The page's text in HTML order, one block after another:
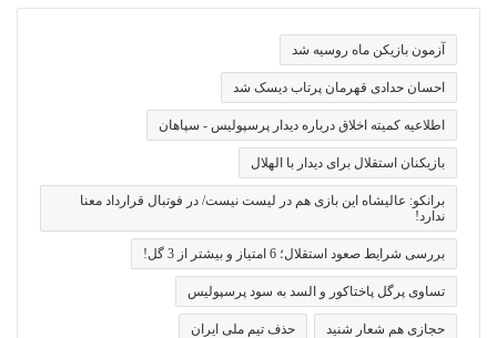
آزمون بازیکن ماه روسیه شد
احسان حدادی قهرمان پرتاب دیسک شد
اطلاعیه کمیته اخلاق درباره دیدار پرسپولیس - سپاهان
بازیکنان استقلال برای دیدار با الهلال
برانکو: عالیشاه این بازی هم در لیست نیست/ در فوتبال قرارداد معنا
ندارد!
بررسی شرایط صعود استقلال؛ 6 امتیاز و بیشتر از 3 گل!
تساوی پرگل پاختاکور و السد به سود پرسپولیس
حجازی هم شعار شنید حذف تیم ملی ایران